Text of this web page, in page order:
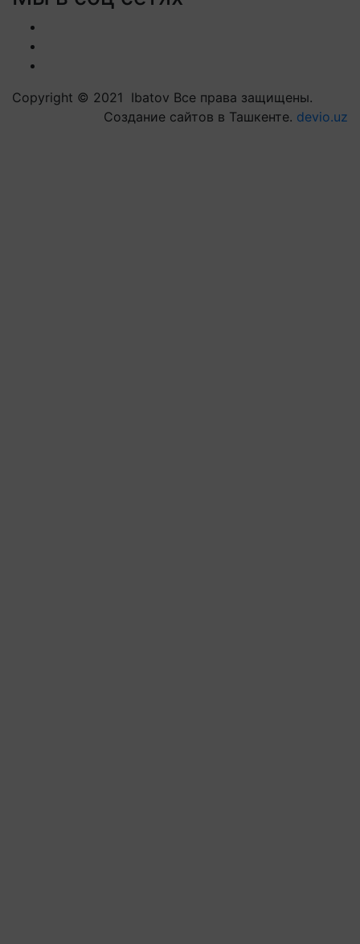
Copyright © 2021 Ibatov Все права защищены.
Создание сайтов в Ташкенте. devio.uz